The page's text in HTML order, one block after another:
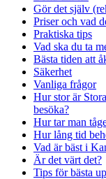
Gör det själv
Priser och vad
Praktiska tips
Vad ska du ta
Bästa tiden att
Säkerhet
Vanliga frågor
Hur stor är
besöka?
Hur tar man
Hur lång tid
Vad är bäst i
Är det värt det?
Tips för bästa